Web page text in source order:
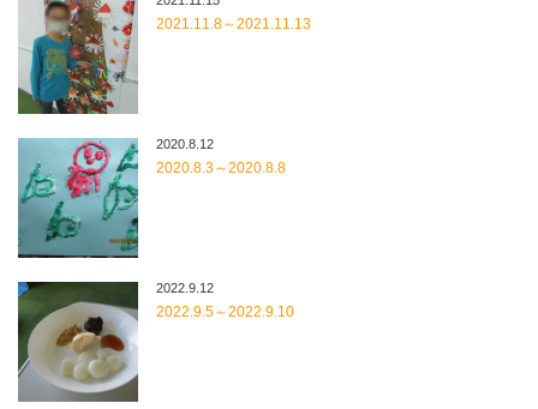
2021.11.8～2021.11.13
2020.8.12
2020.8.3～2020.8.8
2022.9.12
2022.9.5～2022.9.10